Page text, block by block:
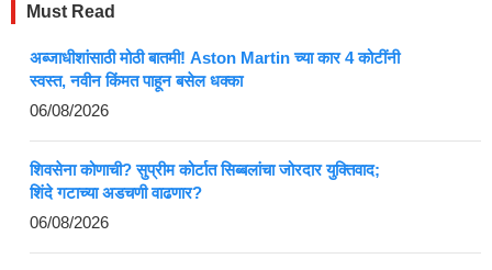
Must Read
अब्जाधीशांसाठी मोठी बातमी! Aston Martin च्या कार 4 कोटींनी
स्वस्त, नवीन किंमत पाहून बसेल धक्का
06/08/2026
शिवसेना कोणाची? सुप्रीम कोर्टात सिब्बलांचा जोरदार युक्तिवाद;
शिंदे गटाच्या अडचणी वाढणार?
06/08/2026